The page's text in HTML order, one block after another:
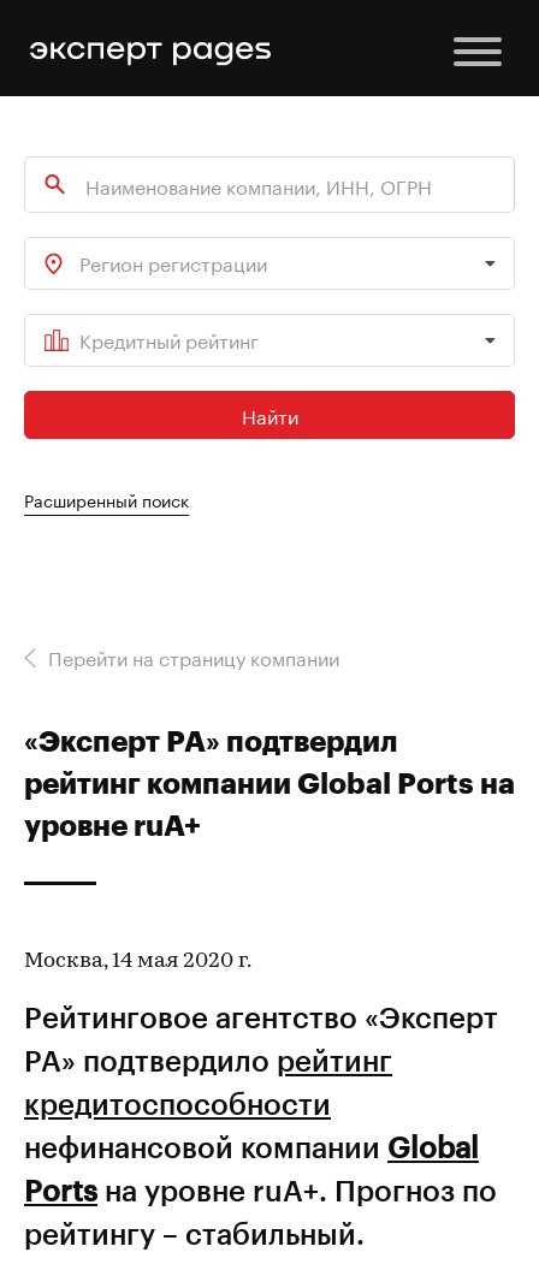
Регион регистрации
Кредитный рейтинг
Найти
Расширенный поиск
Перейти на страницу компании
«Эксперт РА» подтвердил
рейтинг компании Global Ports на
уровне ruA+
Москва, 14 мая 2020 г.
Рейтинговое агентство «Эксперт
РА» подтвердило рейтинг
кредитоспособности
нефинансовой компании Global
Ports на уровне ruA+. Прогноз по
рейтингу – стабильный.